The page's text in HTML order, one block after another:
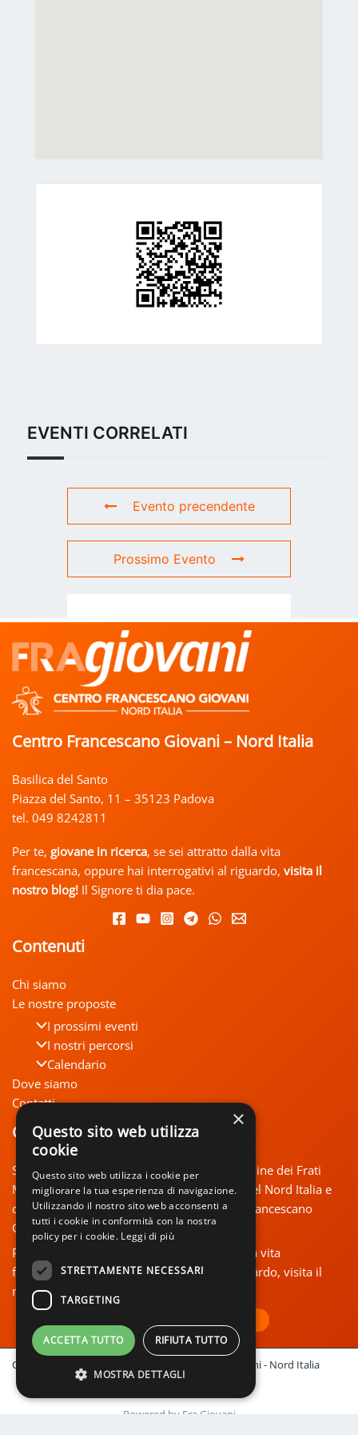
EVENTI CORRELATI
Evento precendente
Prossimo Evento
Centro Francescano Giovani – Nord Italia
Basilica del Santo
Piazza del Santo, 11 – 35123 Padova
tel. 049 8242811
Per te, giovane in ricerca, se sei attratto dalla vita
francescana, oppure hai interrogativi al riguardo, visita il
nostro blog! Il Signore ti dia pace.
Contenuti
Chi siamo
Le nostre proposte
I prossimi eventi
I nostri percorsi
Calendario
Dove siamo
Contatti
Chi siamo
Siamo un’équipe di frati francescani, dell’ordine dei Frati
Minori Conventuali, al servizio dei giovani del Nord Italia e
del loro cammino di fede. Siamo il Centro Francescano
Giovani – Nord Italia.
Per te, giovane in ricerca, se sei attratto dalla vita
francescana, oppure hai interrogativi al riguardo, visita il
nostro blog! Il Signore ti dia pace.
Copyright © 2018 - 2026 Centro Francescano Giovani - Nord Italia
Powered by Fra Giovani
×
Questo sito web utilizza
cookie
Questo sito web utilizza i cookie per
migliorare la tua esperienza di navigazione.
Utilizzando il nostro sito web acconsenti a
tutti i cookie in conformità con la nostra
policy per i cookie. Leggi di più
STRETTAMENTE NECESSARI
TARGETING
ACCETTA TUTTO RIFIUTA TUTTO
MOSTRA DETTAGLI